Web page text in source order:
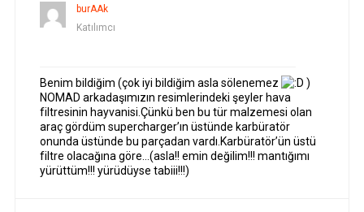
burAAk
Katılımcı
Benim bildiğim (çok iyi bildiğim asla sölenemez
)
NOMAD arkadaşımızın resimlerindeki şeyler hava
filtresinin hayvanisi.Çünkü ben bu tür malzemesi olan
araç gördüm supercharger’ın üstünde karbüratör
onunda üstünde bu parçadan vardı.Karbüratör’ün üstü
filtre olacağına göre…(asla!! emin değilim!!! mantığımı
yürüttüm!!! yürüdüyse tabiii!!!)